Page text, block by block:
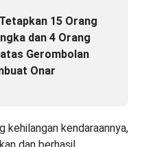
15 Orang
dan 4 Orang
Gerombolan
Onar
kehilangan kendaraannya,